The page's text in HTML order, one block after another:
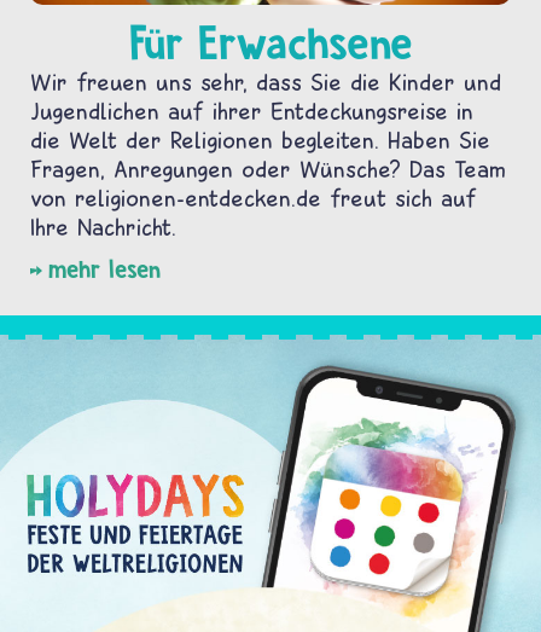
Für Erwachsene
Wir freuen uns sehr, dass Sie die Kinder und
Jugendlichen auf ihrer Entdeckungsreise in
die Welt der Religionen begleiten. Haben Sie
Fragen, Anregungen oder Wünsche? Das Team
von religionen-entdecken.de freut sich auf
Ihre Nachricht.
mehr lesen